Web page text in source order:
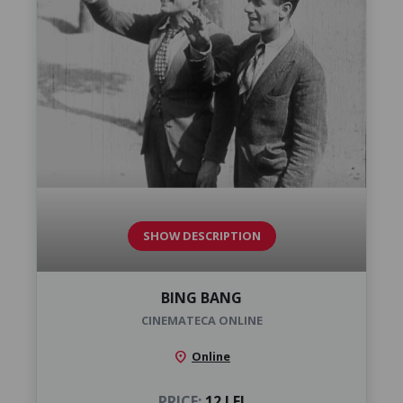
SHOW DESCRIPTION
BING BANG
CINEMATECA ONLINE
location_on Online